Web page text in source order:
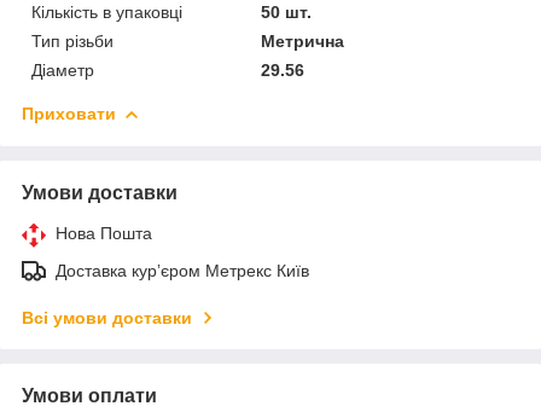
Кількість в упаковці
50 шт.
Тип різьби
Метрична
Діаметр
29.56
Приховати
Умови доставки
Нова Пошта
Доставка курʼєром Метрекс Київ
Всі умови доставки
Умови оплати